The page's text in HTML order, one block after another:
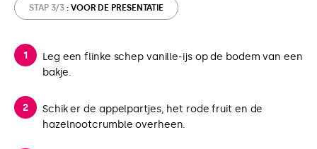
STAP 3/3 : VOOR DE PRESENTATIE
Leg een flinke schep vanille-ijs op de bodem van een
bakje.
Schik er de appelpartjes, het rode fruit en de
hazelnootcrumble overheen.